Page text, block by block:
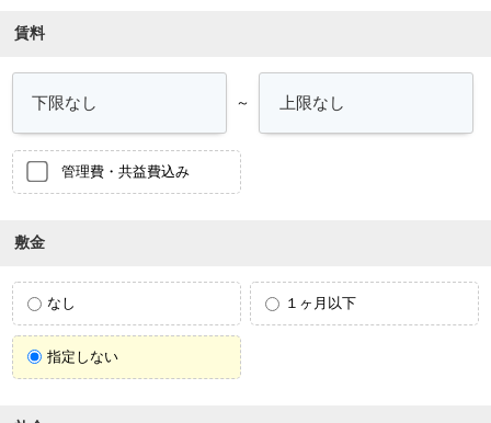
賃料
～
管理費・共益費込み
敷金
なし １ヶ月以下
指定しない